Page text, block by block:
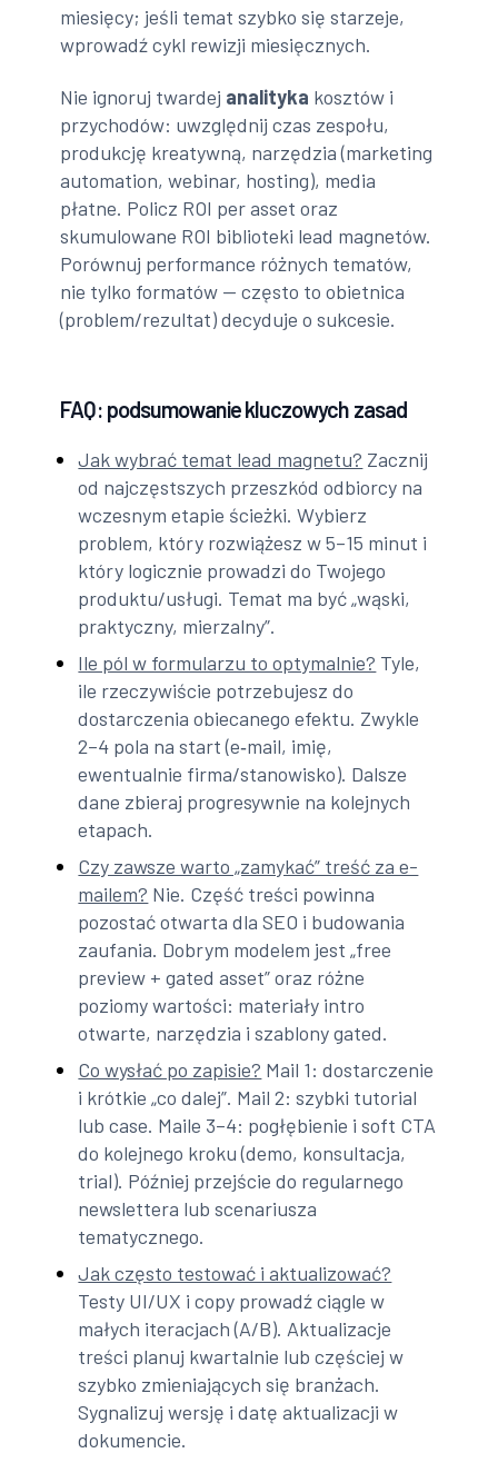
miesięcy; jeśli temat szybko się starzeje,
wprowadź cykl rewizji miesięcznych.
Nie ignoruj twardej analityka kosztów i
przychodów: uwzględnij czas zespołu,
produkcję kreatywną, narzędzia (marketing
automation, webinar, hosting), media
płatne. Policz ROI per asset oraz
skumulowane ROI biblioteki lead magnetów.
Porównuj performance różnych tematów,
nie tylko formatów — często to obietnica
(problem/rezultat) decyduje o sukcesie.
FAQ: podsumowanie kluczowych zasad
Jak wybrać temat lead magnetu? Zacznij
od najczęstszych przeszkód odbiorcy na
wczesnym etapie ścieżki. Wybierz
problem, który rozwiążesz w 5–15 minut i
który logicznie prowadzi do Twojego
produktu/usługi. Temat ma być „wąski,
praktyczny, mierzalny”.
Ile pól w formularzu to optymalnie? Tyle,
ile rzeczywiście potrzebujesz do
dostarczenia obiecanego efektu. Zwykle
2–4 pola na start (e‑mail, imię,
ewentualnie firma/stanowisko). Dalsze
dane zbieraj progresywnie na kolejnych
etapach.
Czy zawsze warto „zamykać” treść za e-
mailem? Nie. Część treści powinna
pozostać otwarta dla SEO i budowania
zaufania. Dobrym modelem jest „free
preview + gated asset” oraz różne
poziomy wartości: materiały intro
otwarte, narzędzia i szablony gated.
Co wysłać po zapisie? Mail 1: dostarczenie
i krótkie „co dalej”. Mail 2: szybki tutorial
lub case. Maile 3–4: pogłębienie i soft CTA
do kolejnego kroku (demo, konsultacja,
trial). Później przejście do regularnego
newslettera lub scenariusza
tematycznego.
Jak często testować i aktualizować?
Testy UI/UX i copy prowadź ciągle w
małych iteracjach (A/B). Aktualizacje
treści planuj kwartalnie lub częściej w
szybko zmieniających się branżach.
Sygnalizuj wersję i datę aktualizacji w
dokumencie.